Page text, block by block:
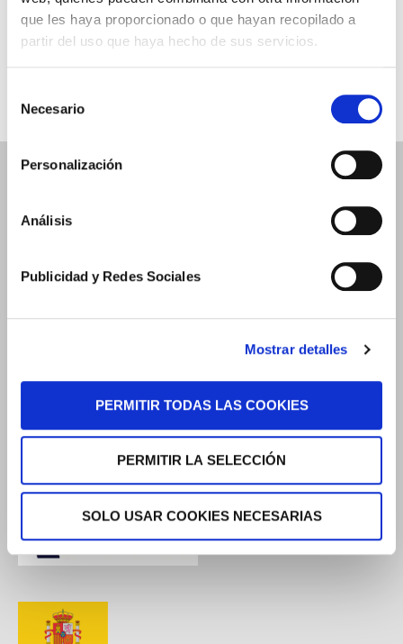
que les haya proporcionado o que hayan recopilado a
partir del uso que haya hecho de sus servicios.
Necesario
Personalización
Análisis
Publicidad y Redes Sociales
Mostrar detalles
PERMITIR TODAS LAS COOKIES
PERMITIR LA SELECCIÓN
SOLO USAR COOKIES NECESARIAS
Tu Opinión
Dossier de Prensa
Trabaja con nosotros